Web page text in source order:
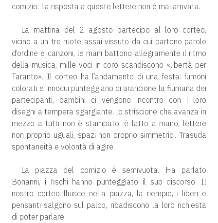
comizio. La risposta a queste lettere non è mai arrivata.
La mattina del 2 agosto partecipo al loro corteo,
vicino a un tre ruote assai vissuto da cui partono parole
d’ordine e canzoni, le mani battono allegramente il ritmo
della musica, mille voci in coro scandiscono «libertà per
Taranto». Il corteo ha l’andamento di una festa: fumoni
colorati e innocui punteggiano di arancione la fiumana dei
partecipanti, bambini ci vengono incontro con i loro
disegni a tempera sgargiante, lo striscione che avanza in
mezzo a tutti non è stampato, è fatto a mano, lettere
non proprio uguali, spazi non proprio simmetrici. Trasuda
spontaneità e volontà di agire.
La piazza del comizio è semivuota. Ha parlato
Bonanni, i fischi hanno punteggiato il suo discorso. Il
nostro corteo fluisce nella piazza, la riempie, i liberi e
pensanti salgono sul palco, ribadiscono la loro richiesta
di poter parlare.